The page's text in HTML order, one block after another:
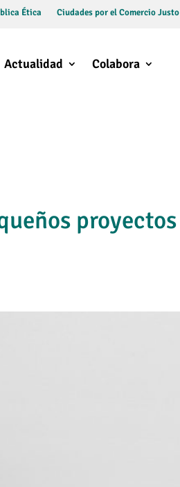
Ética Ciudades por el Comercio Justo
Actualidad Colabora
proyectos